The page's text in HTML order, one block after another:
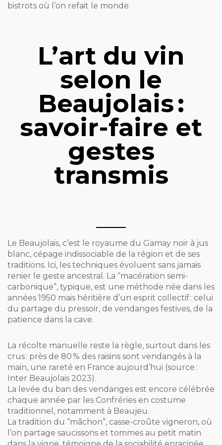
bistrots où l’on refait le monde.
L’art du vin
selon le
Beaujolais :
savoir-faire et
gestes
transmis
Le Beaujolais, c’est le royaume du Gamay noir à jus
blanc, cépage indissociable de la région et de ses
traditions. Ici, les techniques évoluent sans jamais
renier le geste ancestral. La “macération semi-
carbonique”, typique, est une méthode née dans les
années 1950 mais héritière d’un esprit collectif : celui
du partage du pressoir, de vendanges festives, de la
patience dans la cave.
La récolte manuelle reste la règle, surtout dans les
crus : près de 80 % des raisins sont vendangés à la
main, une rareté en France aujourd’hui (source :
Inter Beaujolais 2023).
La levée du ban des vendanges est encore célébrée
chaque année par les Confréries en costume
traditionnel, notamment à Beaujeu.
La tradition du “mâchon”, casse-croûte vigneron, où
l’on partage saucissons et tommes au petit matin